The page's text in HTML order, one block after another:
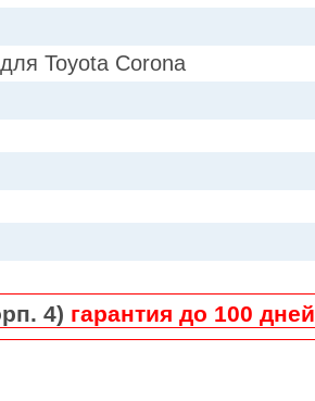
Toyota Corona
4) гарантия до 100 дней